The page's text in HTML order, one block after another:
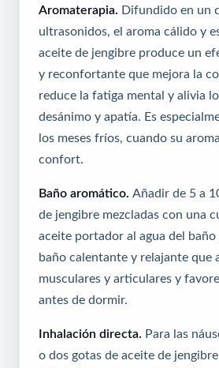
Aromaterapia.
Difundido en un
ultrasonidos, el aroma cálido y
aceite de jengibre produce un
y reconfortante que mejora la
reduce la fatiga mental y alivia
desánimo y apatía. Es
los meses fríos, cuando su
confort.
Baño aromático. Añadir de 5 a
de jengibre mezcladas con una
aceite portador al agua del
baño calentante y relajante que
musculares y articulares y
antes de dormir.
Inhalación directa.
Para las
o dos gotas de aceite de